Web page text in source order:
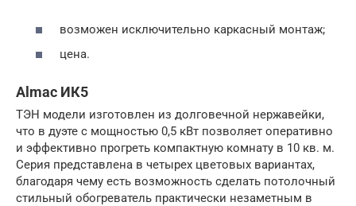
возможен исключительно каркасный монтаж;
цена.
Almac ИК5
ТЭН модели изготовлен из долговечной нержавейки,
что в дуэте с мощностью 0,5 кВт позволяет оперативно
и эффективно прогреть компактную комнату в 10 кв. м.
Серия представлена в четырех цветовых вариантах,
благодаря чему есть возможность сделать потолочный
стильный обогреватель практически незаметным в